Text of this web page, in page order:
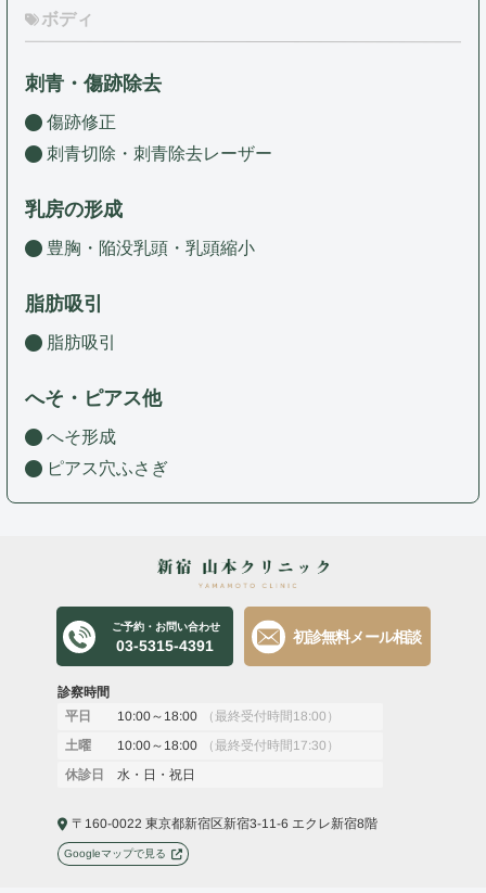
ボディ
刺青・傷跡除去
傷跡修正
刺青切除・刺青除去レーザー
乳房の形成
豊胸・陥没乳頭・乳頭縮小
脂肪吸引
脂肪吸引
へそ・ピアス他
へそ形成
ピアス穴ふさぎ
ご予約・お問い合わせ
03-5315-4391
初診無料メール相談
診察時間
平日 10:00～18:00 （最終受付時間18:00）
土曜 10:00～18:00 （最終受付時間17:30）
休診日 水・日・祝日
〒160-0022 東京都新宿区新宿3-11-6 エクレ新宿8階
Googleマップで見る